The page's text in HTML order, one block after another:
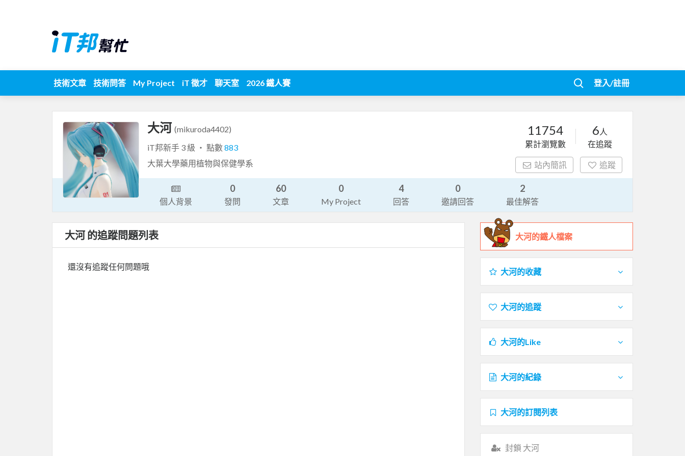
技術文章 技術問答 My Project iT 徵才 聊天室 2026 鐵人賽 登入/註冊
大河 (mikuroda4402)
iT邦新手 3 級 ‧ 點數883
大葉大學藥用植物與保健學系
11754
累計瀏覽數
6 人
在追蹤
站內簡訊 追蹤
個人背景
0
發問
60
文章
0
My Project
4
回答
0
邀請回答
2
最佳解答
大河 的追蹤問題列表
還沒有追蹤任何問題哦
大河的鐵人檔案
大河的收藏
大河的追蹤
大河的Like
大河的紀錄
大河的訂閱列表
封鎖 大河